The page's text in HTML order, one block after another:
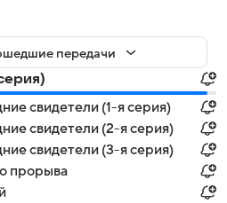
передачи
свидетели (1-я серия)
свидетели (2-я серия)
свидетели (3-я серия)
прорыва